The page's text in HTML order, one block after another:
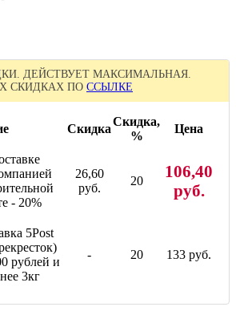
ДЕЙСТВУЕТ МАКСИМАЛЬНАЯ.
СКИДКАХ ПО ССЫЛКЕ
Скидка
Скидка,
%
Цена
- 20%
26,60
руб.
20
106,40
руб.
5Post
рублей и
3кг
- 20 133 руб.